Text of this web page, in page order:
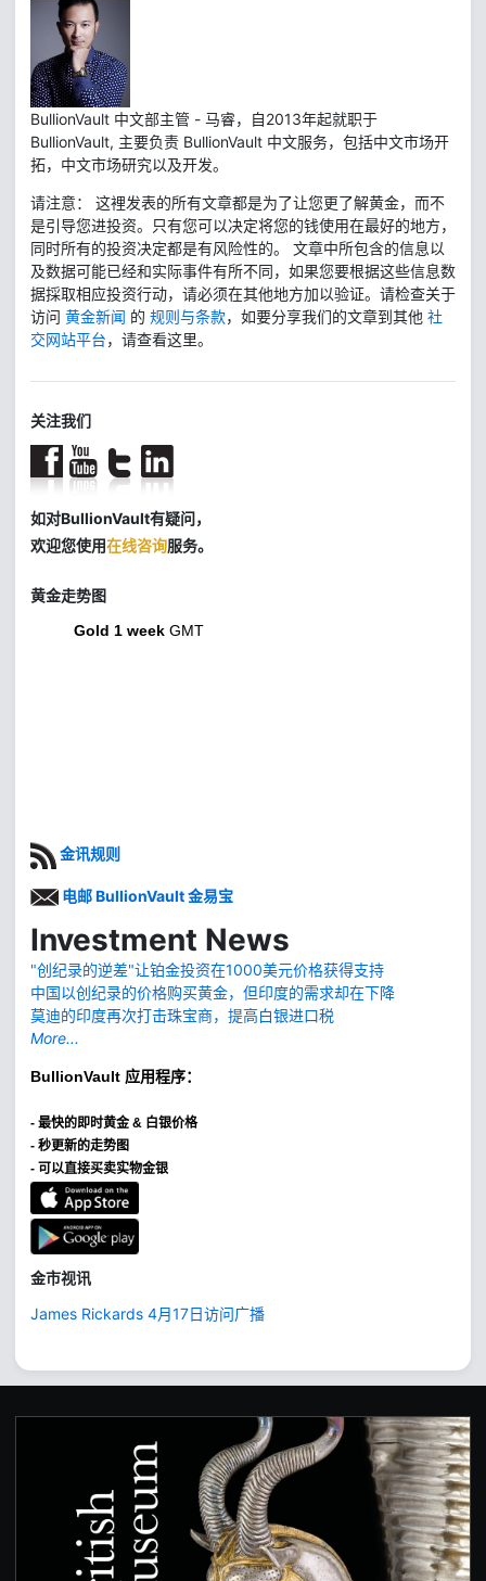
BullionVault 中文部主管 - 马睿，自2013年起就职于
BullionVault, 主要负责 BullionVault 中文服务，包括中文市场开
拓，中文市场研究以及开发。
请注意： 这裡发表的所有文章都是为了让您更了解黄金，而不
是引导您进投资。只有您可以决定将您的钱使用在最好的地方，
同时所有的投资决定都是有风险性的。 文章中所包含的信息以
及数据可能已经和实际事件有所不同，如果您要根据这些信息数
据採取相应投资行动，请必须在其他地方加以验证。请检查关于
访问 黄金新闻 的 规则与条款，如要分享我们的文章到其他 社
交网站平台，请查看这里。
关注我们
如对BullionVault有疑问，
欢迎您使用在线咨询服务。
黄金走势图
Gold 1 week GMT
金讯规则
电邮 BullionVault 金易宝
Investment News
"创纪录的逆差"让铂金投资在1000美元价格获得支持
中国以创纪录的价格购买黄金，但印度的需求却在下降
莫迪的印度再次打击珠宝商，提高白银进口税
More...
BullionVault 应用程序：
- 最快的即时黄金 & 白银价格
- 秒更新的走势图
- 可以直接买卖实物金银
金市视讯
James Rickards 4月17日访问广播